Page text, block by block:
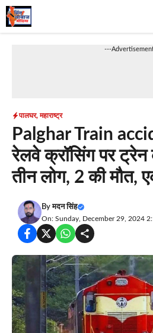
Skip
to
---
पालघर,महाराष्ट्र
Palghar Train
रेलवे क्रॉसिंग पर
तीन लोग, 2 की मौत,
Byमदन सिंह
On: Sunday, December 29, 2024